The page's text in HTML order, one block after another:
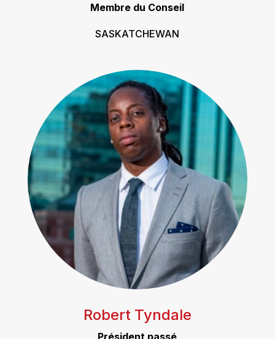
Membre du Conseil
SASKATCHEWAN
Robert Tyndale